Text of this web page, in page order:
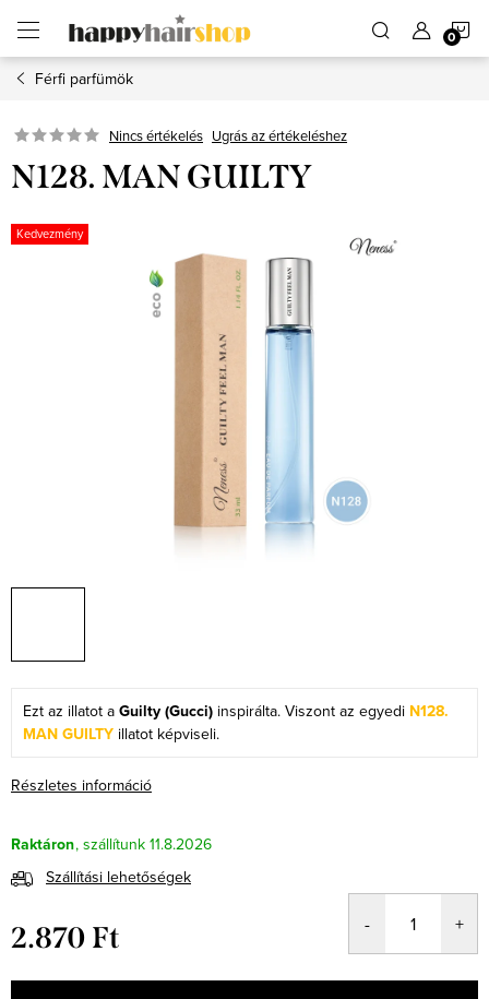
fő
tartalomhozFérfi parfümök
Nincs értékelés Ugrás az értékeléshez
N128. MAN GUILTY
Kedvezmény
Részletes információ
Raktáron
11.8.2026
Szállítási lehetőségek
2.870 Ft
Ezt az illatot a Guilty (Gucci) inspirálta. Viszont az egyedi N128.
MAN GUILTY illatot képviseli.